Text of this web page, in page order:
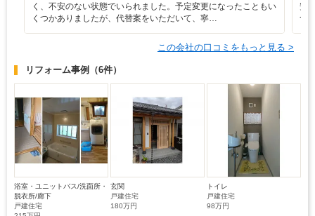
く、不安のない状態でいられました。予定変更になったこともい
くつかありましたが、代替案をいただいて、寧…
安
つ
この会社の口コミをもっと見る >
リフォーム事例 （6件）
浴室・ユニットバス/洗面所・
脱衣所/廊下
戸建住宅
玄関
戸建住宅
180万円
トイレ
戸建住宅
98万円